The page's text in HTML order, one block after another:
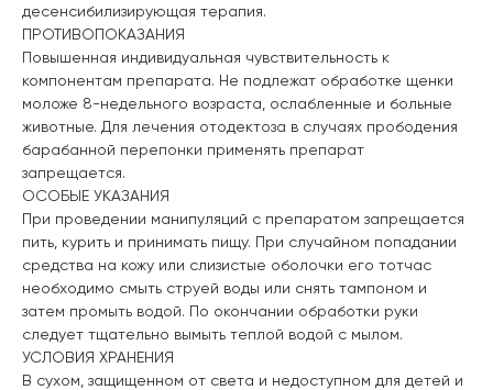
десенсибилизирующая терапия.
ПРОТИВОПОКАЗАНИЯ
Повышенная индивидуальная чувствительность к
компонентам препарата. Не подлежат обработке щенки
моложе 8-недельного возраста, ослабленные и больные
животные. Для лечения отодектоза в случаях прободения
барабанной перепонки применять препарат
запрещается.
ОСОБЫЕ УКАЗАНИЯ
При проведении манипуляций с препаратом запрещается
пить, курить и принимать пищу. При случайном попадании
средства на кожу или слизистые оболочки его тотчас
необходимо смыть струей воды или снять тампоном и
затем промыть водой. По окончании обработки руки
следует тщательно вымыть теплой водой с мылом.
УСЛОВИЯ ХРАНЕНИЯ
В сухом, защищенном от света и недоступном для детей и